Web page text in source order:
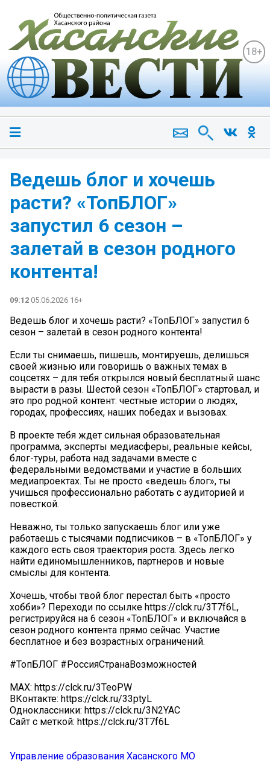
18+
Ведешь блог и хочешь
расти? «ТопБЛОГ»
запустил 6 сезон –
залетай в сезон родного
контента!
09:12 05.06.2026 16+
Ведешь блог и хочешь расти? «ТопБЛОГ» запустил 6
сезон – залетай в сезон родного контента!
Если ты снимаешь, пишешь, монтируешь, делишься
своей жизнью или говоришь о важных темах в
соцсетях – для тебя открылся новый бесплатный шанс
вырасти в разы. Шестой сезон «ТопБЛОГ» стартовал, и
это про родной контент: честные истории о людях,
городах, профессиях, наших победах и вызовах.
В проекте тебя ждет сильная образовательная
программа, эксперты медиасферы, реальные кейсы,
блог-туры, работа над задачами вместе с
федеральными ведомствами и участие в больших
медиапроектах. Ты не просто «ведешь блог», ты
учишься профессионально работать с аудиторией и
повесткой.
Неважно, ты только запускаешь блог или уже
работаешь с тысячами подписчиков – в «ТопБЛОГ» у
каждого есть своя траектория роста. Здесь легко
найти единомышленников, партнеров и новые
смыслы для контента.
Хочешь, чтобы твой блог перестал быть «просто
хобби»? Переходи по ссылке https://clck.ru/3T7f6L,
регистрируйся на 6 сезон «ТопБЛОГ» и включайся в
сезон родного контента прямо сейчас. Участие
бесплатное и без возрастных ограничений.
#ТопБЛОГ #РоссияСтранаВозможностей
МАХ: https://clck.ru/3TeoPW
ВКонтакте: https://clck.ru/33ptyL
Одноклассники: https://clck.ru/3N2YAC
Сайт с меткой: https://clck.ru/3T7f6L
Управление образования Хасанского МО